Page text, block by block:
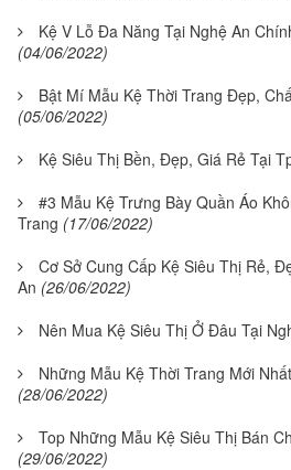
Kệ V Lỗ Đa Năng Tại Nghệ An
(04/06/2022)
Bật Mí Mẫu Kệ Thời Trang Đẹp,
(05/06/2022)
Kệ Siêu Thị Bền, Đẹp, Giá Rẻ Tại
#3 Mẫu Kệ Trưng Bày Quần Áo
Trang (17/06/2022)
Cơ Sở Cung Cấp Kệ Siêu Thị Rẻ,
An (26/06/2022)
Nên Mua Kệ Siêu Thị Ở Đâu Tại
Những Mẫu Kệ Thời Trang Mới
(28/06/2022)
Top Những Mẫu Kệ Siêu Thị Bán
(29/06/2022)